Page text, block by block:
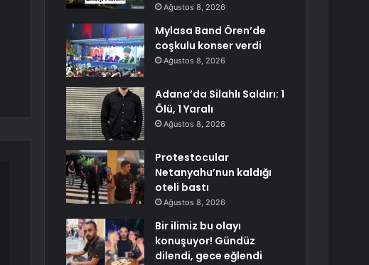
Ağustos 8, 2026
Mylasa Band Ören’de
coşkulu konser verdi
Ağustos 8, 2026
Adana’da Silahlı Saldırı: 1
Ölü, 1 Yaralı
Ağustos 8, 2026
Protestocular
Netanyahu’nun kaldığı
oteli bastı
Ağustos 8, 2026
Bir ilimiz bu olayı
konuşuyor! Gündüz
dilendi, gece eğlendi